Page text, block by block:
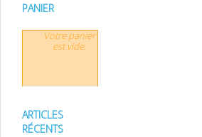
PANIER
Votre panier
est vide.
ARTICLES
RÉCENTS